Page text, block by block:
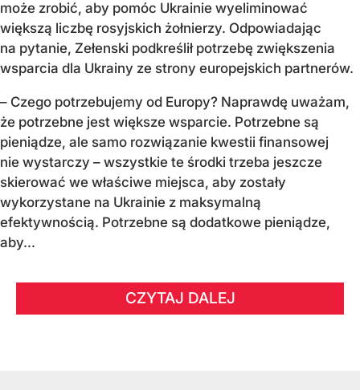
może zrobić, aby pomóc Ukrainie wyeliminować
większą liczbę rosyjskich żołnierzy. Odpowiadając
na pytanie, Zełenski podkreślił potrzebę zwiększenia
wsparcia dla Ukrainy ze strony europejskich partnerów.
– Czego potrzebujemy od Europy? Naprawdę uważam,
że potrzebne jest większe wsparcie. Potrzebne są
pieniądze, ale samo rozwiązanie kwestii finansowej
nie wystarczy – wszystkie te środki trzeba jeszcze
skierować we właściwe miejsca, aby zostały
wykorzystane na Ukrainie z maksymalną
efektywnością. Potrzebne są dodatkowe pieniądze,
aby...
CZYTAJ DALEJ